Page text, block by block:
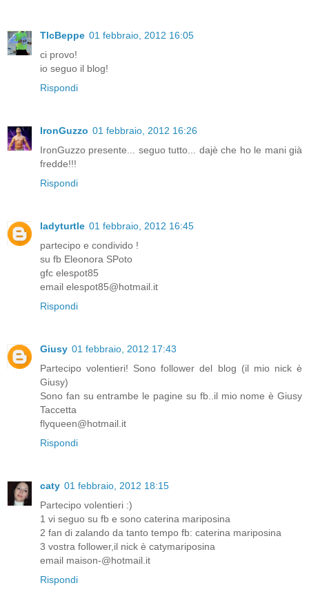
TlcBeppe 01 febbraio, 2012 16:05
ci provo!
io seguo il blog!
Rispondi
IronGuzzo 01 febbraio, 2012 16:26
IronGuzzo presente... seguo tutto... dajè che ho le mani già
fredde!!!
Rispondi
ladyturtle 01 febbraio, 2012 16:45
partecipo e condivido !
su fb Eleonora SPoto
gfc elespot85
email elespot85@hotmail.it
Rispondi
Giusy 01 febbraio, 2012 17:43
Partecipo volentieri! Sono follower del blog (il mio nick è
Giusy)
Sono fan su entrambe le pagine su fb..il mio nome è Giusy
Taccetta
flyqueen@hotmail.it
Rispondi
caty 01 febbraio, 2012 18:15
Partecipo volentieri :)
1 vi seguo su fb e sono caterina mariposina
2 fan di zalando da tanto tempo fb: caterina mariposina
3 vostra follower,il nick è catymariposina
email maison-@hotmail.it
Rispondi